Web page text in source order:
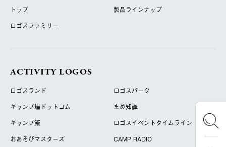
トップ
製品ラインナップ
ロゴスファミリー
ACTIVITY LOGOS
ロゴスランド
ロゴスパーク
キャンプ場ドットコム
まめ知識
キャンプ飯
ロゴスイベントタイムライン
おあそびマスターズ
CAMP RADIO